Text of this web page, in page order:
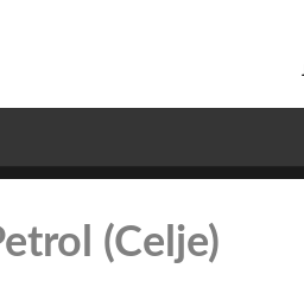
(Celje)